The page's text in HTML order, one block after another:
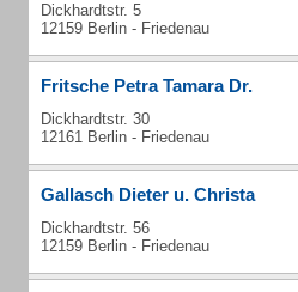
Dickhardtstr. 5
12159 Berlin - Friedenau
Fritsche Petra Tamara Dr.
Dickhardtstr. 30
12161 Berlin - Friedenau
Gallasch Dieter u. Christa
Dickhardtstr. 56
12159 Berlin - Friedenau